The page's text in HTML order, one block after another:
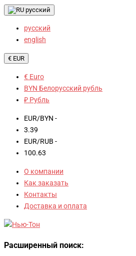
русский
русский
english
€ EUR
€ Euro
BYN Белорусский рубль
₽ Рубль
EUR/BYN -
3.39
EUR/RUB -
100.63
О компании
Как заказать
Контакты
Доставка и оплата
Расширенный поиск: